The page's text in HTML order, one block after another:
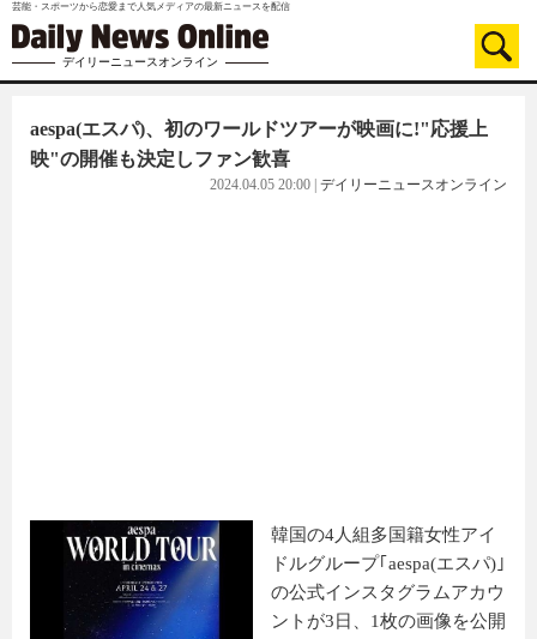
芸能・スポーツから恋愛まで人気メディアの最新ニュースを配信
デイリーニュースオンライン
aespa(エスパ)、初のワールドツアーが映画に!"応援上
映"の開催も決定しファン歓喜
2024.04.05 20:00 デイリーニュースオンライン
韓国の4人組多国籍女性アイ
ドルグループ｢aespa(エスパ)｣
の公式インスタグラムアカウ
ントが3日、1枚の画像を公開